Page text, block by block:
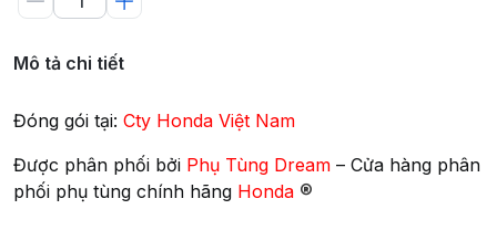
Mô tả chi tiết
Đóng gói tại: Cty Honda Việt Nam
Được phân phối bởi Phụ Tùng Dream – Cửa hàng phân
phối phụ tùng chính hãng Honda ®